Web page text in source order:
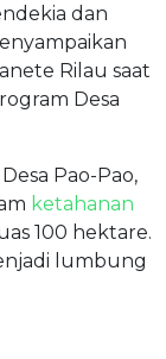
dan
Rilau saat
Desa
Pao-Pao,
ketahanan
100 hektare.
lumbung